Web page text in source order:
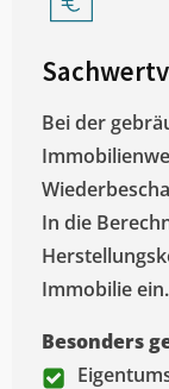
Bei der
In die
Immobilie ein.
Besonders